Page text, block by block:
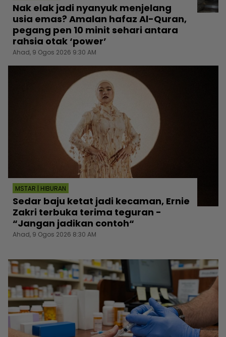
Nak elak jadi nyanyuk menjelang
usia emas? Amalan hafaz Al-Quran,
pegang pen 10 minit sehari antara
rahsia otak ‘power’
Ahad, 9 Ogos 2026 9:30 AM
MSTAR | HIBURAN
Sedar baju ketat jadi kecaman, Ernie
Zakri terbuka terima teguran -
“Jangan jadikan contoh“
Ahad, 9 Ogos 2026 8:30 AM